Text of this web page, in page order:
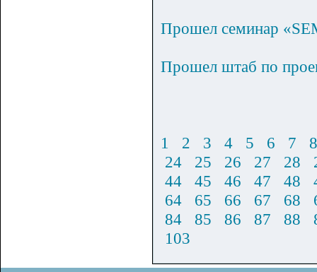
Прошел семинар
Прошел штаб по
1 2 3 4 5 6 7
8
24
25 26 27 28
44
45 46 47 48
64
65 66 67 68
84
85 86 87 88
103